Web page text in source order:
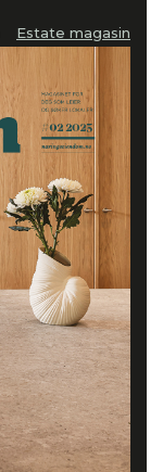
Estate magasin